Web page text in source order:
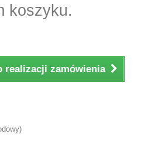
koszyku.
realizacji zamówienia